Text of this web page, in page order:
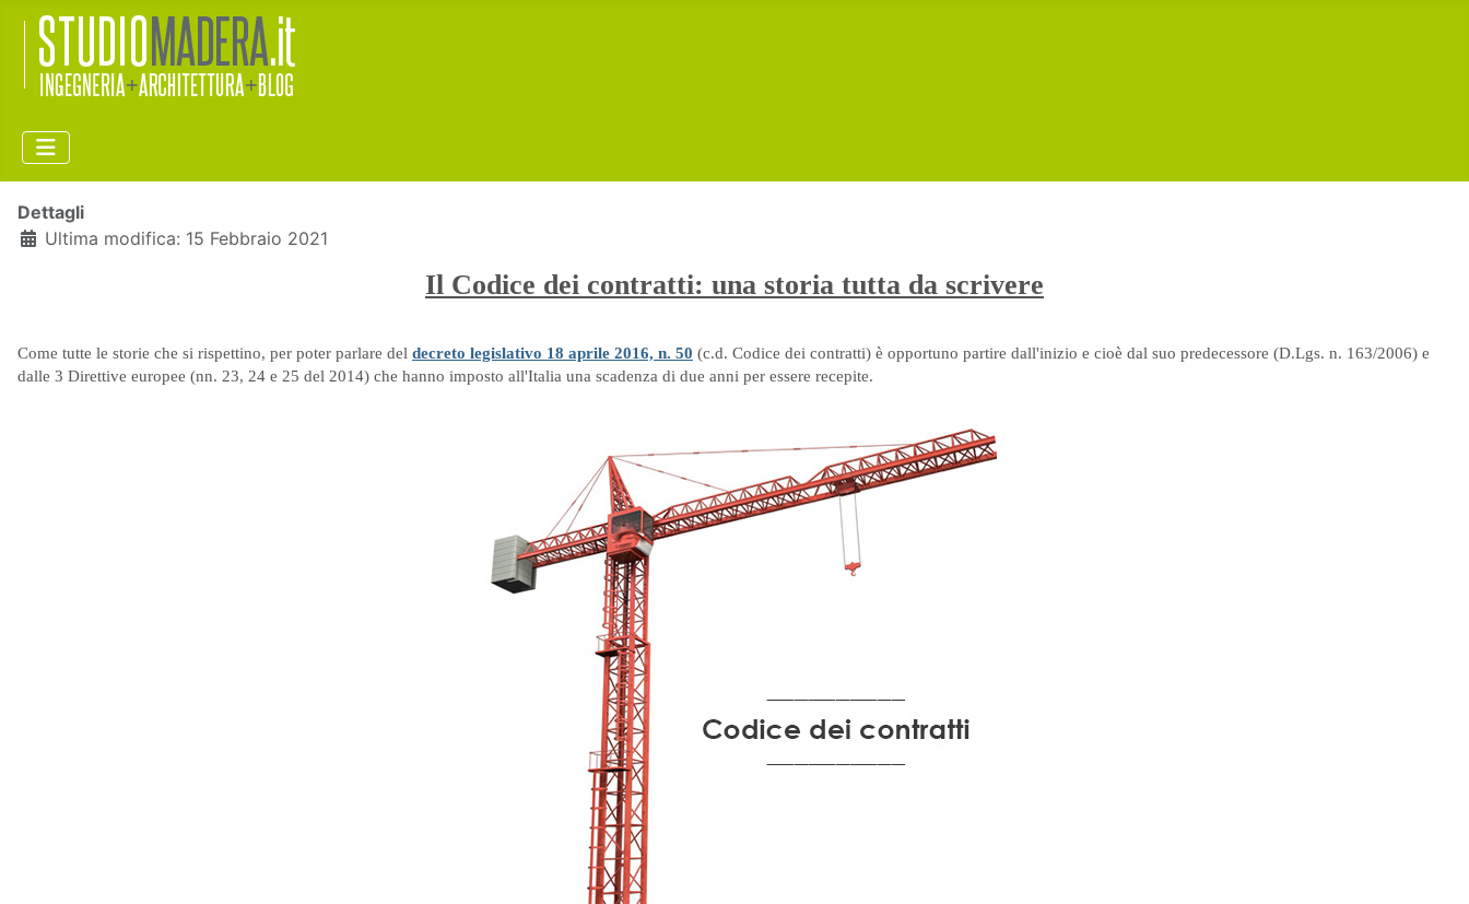
Dettagli
Ultima modifica: 15 Febbraio 2021
Il Codice dei contratti: una storia tutta da scrivere
Come tutte le storie che si rispettino, per poter parlare del decreto legislativo 18 aprile 2016, n. 50 (c.d. Codice dei contratti) è opportuno partire dall'inizio e cioè dal suo predecessore (D.Lgs. n. 163/2006) e
dalle 3 Direttive europee (nn. 23, 24 e 25 del 2014) che hanno imposto all'Italia una scadenza di due anni per essere recepite.